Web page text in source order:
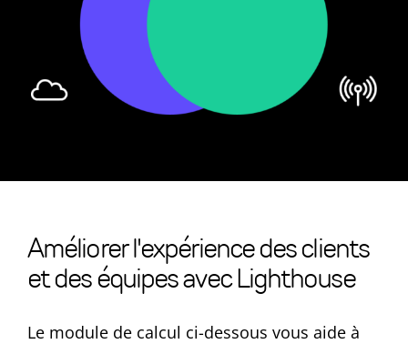
Améliorer l'expérience des clients
et des équipes avec Lighthouse
Le module de calcul ci-dessous vous aide à